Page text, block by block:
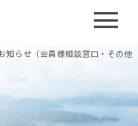
知らせ（会員様相談窓口・その他